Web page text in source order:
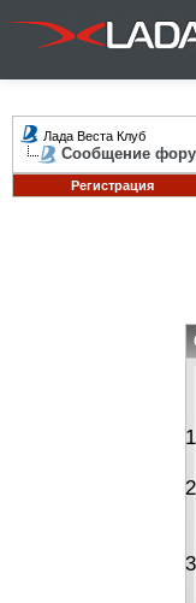
Лада Веста Клуб
Сообщение
Регистрация